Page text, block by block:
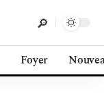
Foyer